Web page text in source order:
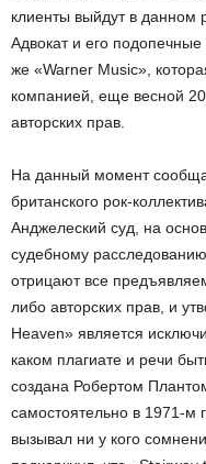
клиенты выйдут в данном
Адвокат и его
же «Warner Music»,
компанией, еще весной
авторских прав.
На данный момент
британского рок-
Анджелеский суд, на
судебному
отрицают все
либо авторских прав, и
Heaven» является
каком плагиате и речи
создана Робертом
самостоятельно в 1971-м
вызывал ни у кого